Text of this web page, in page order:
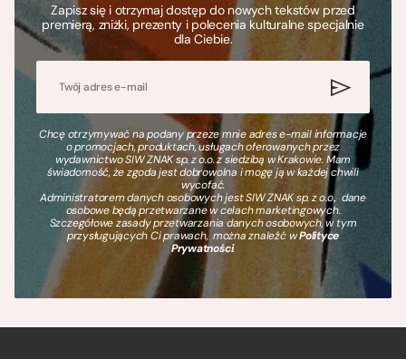
Zapisz się i otrzymaj dostęp do nowych tekstów przed
premierą, zniżki, prezenty i polecenia kulturalne specjalnie
dla Ciebie.
Chcę otrzymywać na podany przeze mnie adres e-mail informacje
o promocjach, produktach, usługach oferowanych przez
wydawnictwo SIW ZNAK sp. z o.o. z siedzibą w Krakowie. Mam
świadomość, że zgoda jest dobrowolna i mogę ją w każdej chwili
wycofać.
Administratorem danych osobowych jest SIW ZNAK sp. z o.o., dane
osobowe będą przetwarzane w celach marketingowych.
Szczegółowe zasady przetwarzania danych osobowych, w tym
przysługujących Ci prawach, można znaleźć wPolityce
Prywatności.